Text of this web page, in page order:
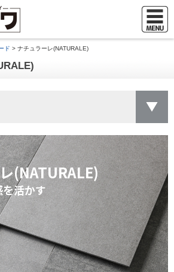
ド > ナチュラーレ(NATURALE)
(NATURALE)
活かす